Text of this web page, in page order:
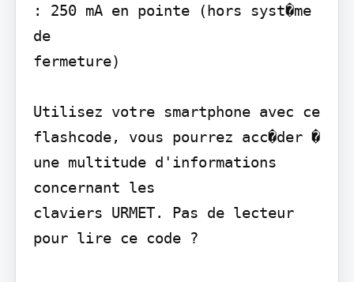
: 250 mA en pointe (hors syst�me
de
fermeture)
Utilisez votre smartphone avec ce
flashcode, vous pourrez acc�der �
une multitude d'informations
concernant les
claviers URMET. Pas de lecteur
pour lire ce code ?